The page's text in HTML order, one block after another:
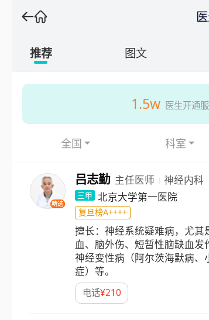
推荐 图文
1.5w 医生开通
全国 科室
精选
吕志勤 主任医师 神经内科
三甲 北京大学第一医院
复旦榜A++++
擅长：神经系统疑难病，尤其
血、脑外伤、短暂性脑缺血发
神经变性病（阿尔茨海默病
症）等。
电话¥210